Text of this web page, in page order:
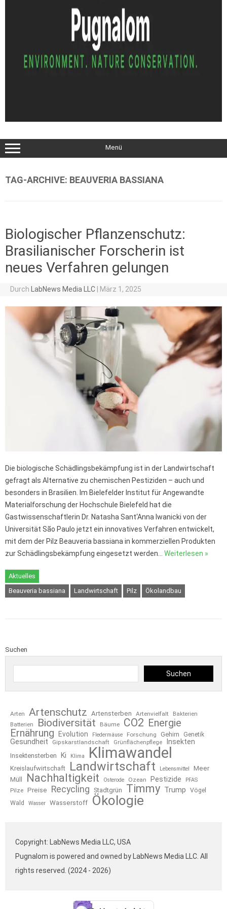
Menü
TAG-ARCHIVE: BEAUVERIA BASSIANA
Biologischer Pflanzenschutz:
Brasilianischer Forscherin ist
neues Verfahren gelungen
Durch LabNews Media LLC März 1, 2025
Die biologische Schädlingsbekämpfung ist in der Landwirtschaft
gefragt als Alternative zu chemischen Pestiziden – auch und
besonders in Brasilien. Im Bielefelder Institut für Angewandte
Materialforschung der Hochschule Bielefeld hat die
Gastwissenschaftlerin Dr. Natasha Sant‘Anna Iwanicki von der
Universität São Paulo jetzt ein innovatives Verfahren entwickelt,
mit dem der Pilz Beauveria bassiana in kommerziellen Produkten
zur Schädlingsbekämpfung eingesetzt werden… Weiterlesen »
Aktuelles
Beauveria bassiana
Landwirtschaft Pilz Ökolandbau
Suchen
Suchen
Arten Artenschutz Artensterben Artenvielfalt
Bakterien
Batterien
Biodiversität Bäume CO2 Energie
Ernährung
Evolution Fledermäuse Forschung Gehirn Genetik
Gesundheit Gipskarstlandschaft Grünflächenpflege Insekten
Insektensterben Ki Klima Klimawandel
Kreislaufwirtschaft Landwirtschaft Lebensmittel
Meer
Müll
Nachhaltigkeit Osterode Ozean Pestizide PFAS
Pilze Preise Recycling Stadtgrün Timmy Trump
Vögel
Wald
Wasser Wasserstoff Ökologie
Copyright: LabNews Media LLC, USA
Pugnalom is powered and owned by LabNews Media LLC. All
rights reserved. (2024 - 2026)